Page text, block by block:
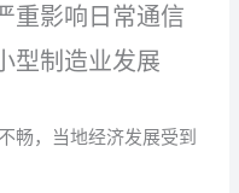
重影响日常通信
型制造业发展
畅，当地经济发展受到